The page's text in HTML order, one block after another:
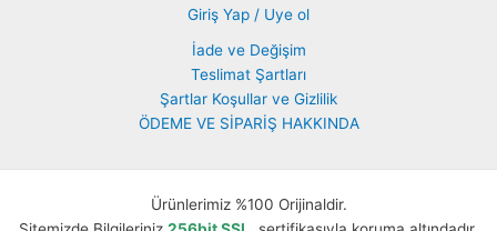
Giriş Yap / Uye ol
İade ve Değişim
Teslimat Şartları
Şartlar Koşullar ve Gizlilik
ÖDEME VE SİPARİŞ HAKKINDA
Ürünlerimiz %100 Orijinaldir.